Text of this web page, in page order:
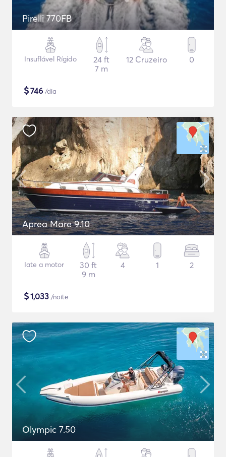
Pirelli 770FB
Insuflável Rígido
24 ft
7 m
12 Cruzeiro 0
$746 /dia
Aprea Mare 9.10
Iate a motor
30 ft
9 m
4 1 2
$1,033 /noite
Olympic 7.50